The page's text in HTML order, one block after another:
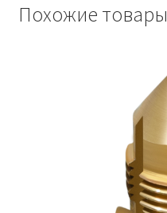
Похожие товары